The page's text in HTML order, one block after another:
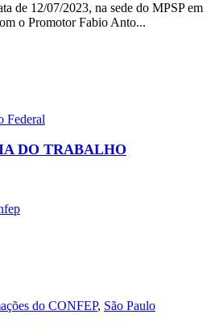
de 12/07/2023, na sede do MPSP em
o Promotor Fabio Anto...
Federal
DO TRABALHO
do CONFEP, São Paulo